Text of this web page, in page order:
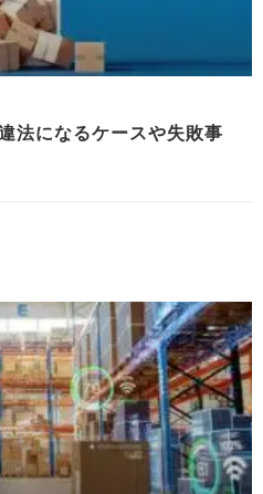
法になるケースや失敗事